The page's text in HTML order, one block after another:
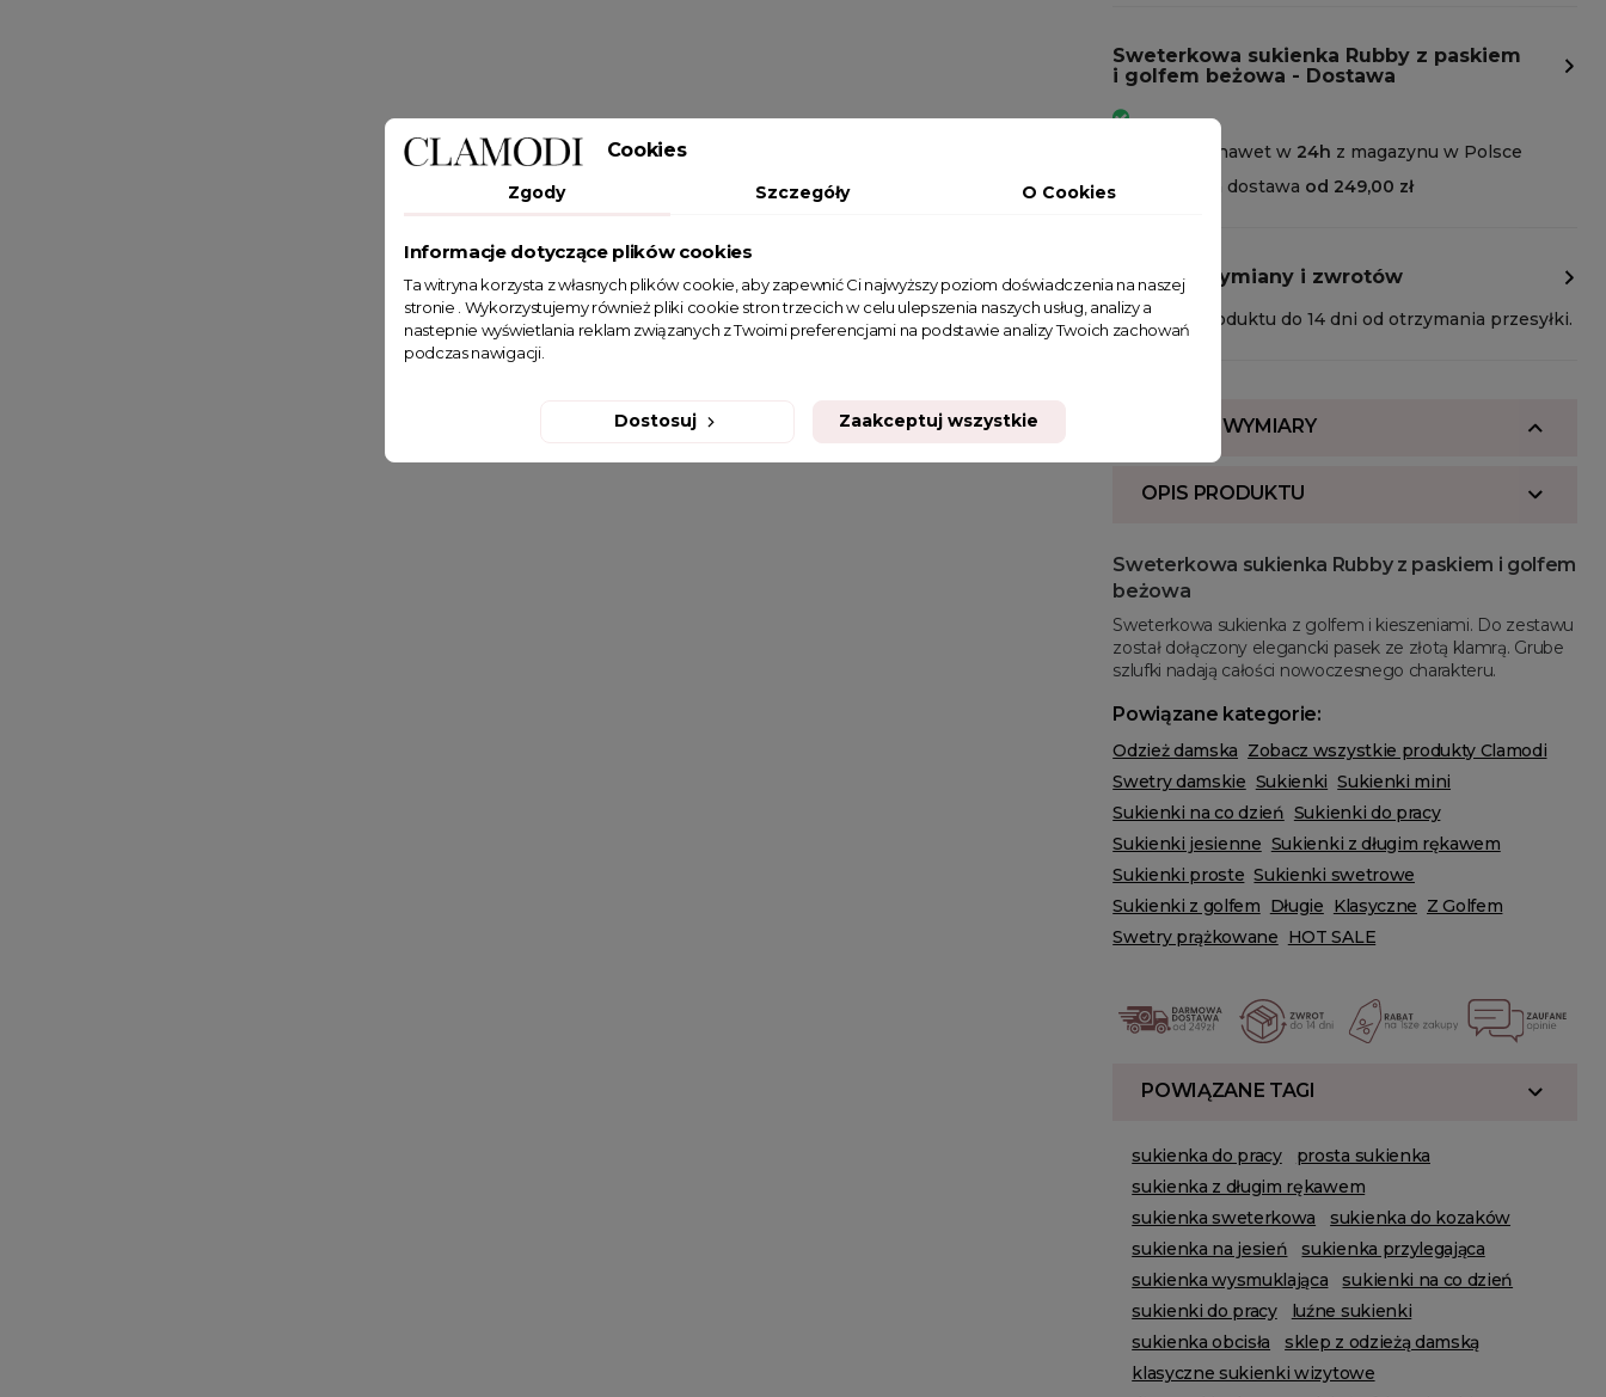
Sweterkowa sukienka Rubby z paskiem
i golfem beżowa - Dostawa
Wysyłka nawet w 24h z magazynu w Polsce
Darmowa dostawa od 249,00 zł
Polityka wymiany i zwrotów
Zwrot produktu do 14 dni od otrzymania przesyłki.
SKŁAD I WYMIARY
OPIS PRODUKTU
Sweterkowa sukienka Rubby z paskiem i golfem
beżowa
Sweterkowa sukienka z golfem i kieszeniami. Do zestawu
został dołączony elegancki pasek ze złotą klamrą. Grube
szlufki nadają całości nowoczesnego charakteru.
Powiązane kategorie:
Odzież damska Zobacz wszystkie produkty Clamodi
Swetry damskie Sukienki Sukienki mini
Sukienki na co dzień Sukienki do pracy
Sukienki jesienne Sukienki z długim rękawem
Sukienki proste Sukienki swetrowe
Sukienki z golfem Długie Klasyczne Z Golfem
Swetry prążkowane HOT SALE
POWIĄZANE TAGI
sukienka do pracy
prosta sukienka
sukienka z długim rękawem
sukienka sweterkowa
sukienka do kozaków
sukienka na jesień
sukienka przylegająca
sukienka wysmuklająca
sukienki na co dzień
sukienki do pracy
luźne sukienki
sukienka obcisła
sklep z odzieżą damską
klasyczne sukienki wizytowe
Cookies
Zgody Szczegóły O Cookies
Informacje dotyczące plików cookies
Ta witryna korzysta z własnych plików cookie, aby zapewnić Ci najwyższy poziom doświadczenia na naszej
stronie . Wykorzystujemy również pliki cookie stron trzecich w celu ulepszenia naszych usług, analizy a
nastepnie wyświetlania reklam związanych z Twoimi preferencjami na podstawie analizy Twoich zachowań
podczas nawigacji.
Dostosuj Zaakceptuj wszystkie